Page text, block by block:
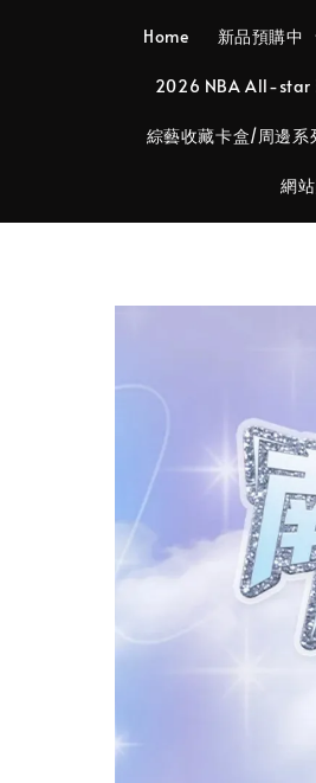
Home 新品預購中
2026 NBA All-star
綜藝收藏卡盒/周邊系
網